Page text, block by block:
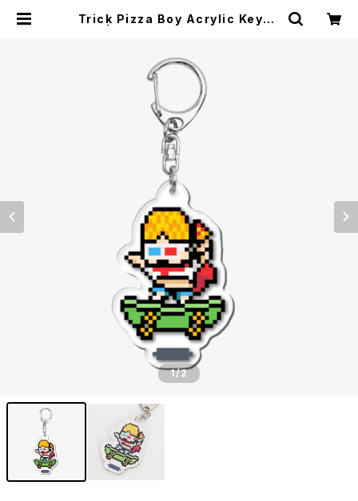
Trick Pizza Boy Acrylic Keych
1/2